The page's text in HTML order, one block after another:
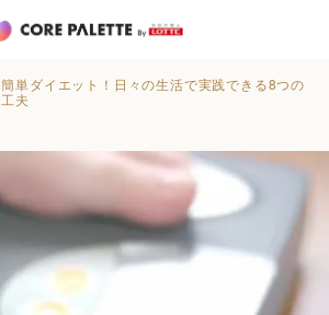
簡単ダイエット！日々の生活で実践できる8つの
工夫